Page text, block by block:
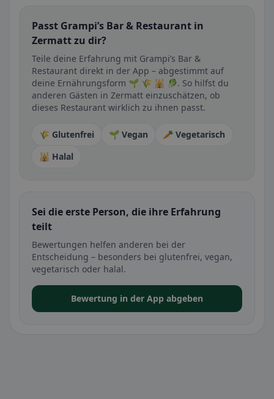
Passt Grampi’s Bar & Restaurant in
Zermatt zu dir?
Teile deine Erfahrung mit Grampi’s Bar &
Restaurant direkt in der App – abgestimmt auf
deine Ernährungsform 🌱 🌾 🕌 🥬. So hilfst du
anderen Gästen in Zermatt einzuschätzen, ob
dieses Restaurant wirklich zu ihnen passt.
🌾 Glutenfrei 🌱 Vegan
🥕 Vegetarisch
🕌 Halal
Sei die erste Person, die ihre Erfahrung
teilt
Bewertungen helfen anderen bei der
Entscheidung – besonders bei glutenfrei, vegan,
vegetarisch oder halal.
Bewertung in der App abgeben